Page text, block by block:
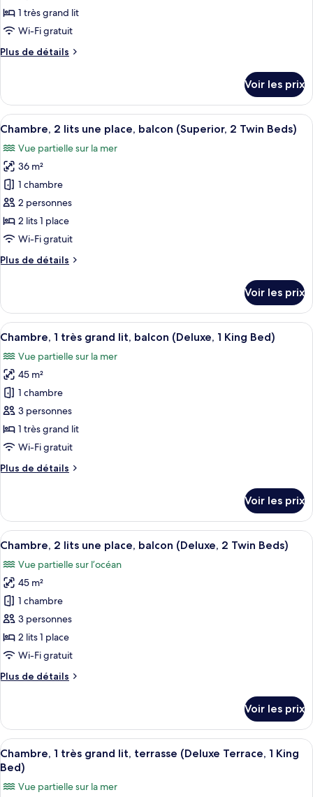
type
de
chambre :
Chambre,
grand
lit,
balcon
(Superior,
1
King
Bed)
1 très grand lit
Wi-Fi gratuit
Plus de détails
Plus
le
type
de
Chambre,
très
grand
lit,
balcon
(Superior,
Bed)
Voir les prix
Afficher
toutes
les
photos
pour
ce
type
de
chambre :
Chambre,
une
place,
balcon
(Superior,
2
Twin
Beds)
Une chambre d’hôtel avec deux
8
Chambre, 2 lits une place, balcon (Superior, 2 Twin Beds)
Vue partielle sur la mer
36 m²
1 chambre
2 personnes
2 lits 1 place
Wi-Fi gratuit
Plus de détails
Plus
le
type
de
Chambre,
2
lits
une
place,
balcon
(Superior,
2
Beds)
Voir les prix
Afficher
toutes
les
photos
pour
ce
type
de
chambre :
Chambre,
grand
lit,
balcon
(Deluxe,
1
King
Bed)
Une chambre d’hôtel avec un grand
13
Chambre, 1 très grand lit, balcon (Deluxe, 1 King Bed)
Vue partielle sur la mer
45 m²
1 chambre
3 personnes
1 très grand lit
Wi-Fi gratuit
Plus de détails
Plus
le
type
de
Chambre,
très
grand
lit,
balcon
(Deluxe,
Bed)
Voir les prix
Afficher
toutes
les
photos
pour
ce
type
de
chambre :
Chambre,
une
place,
balcon
(Deluxe,
Un salon moderne avec un canapé,
12
Chambre, 2 lits une place, balcon (Deluxe, 2 Twin Beds)
Vue partielle sur l’océan
45 m²
1 chambre
3 personnes
2 lits 1 place
Wi-Fi gratuit
Plus de détails
Plus
le
type
de
chambre
Chambre,
2
Voir les prix
Afficher
toutes
photos
Une chambre d’hôtel moderne
7
Chambre, 1 très grand lit, terrasse (Deluxe Terrace, 1 King
Bed)
Vue partielle sur la mer